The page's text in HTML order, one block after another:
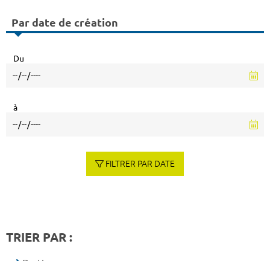
Par date de création
Du
à
FILTRER PAR DATE
TRIER PAR :